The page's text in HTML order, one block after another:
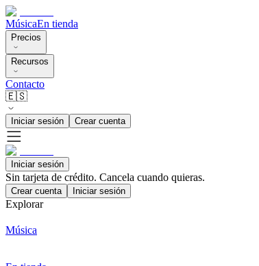
MúsicaEn tienda
Precios
Recursos
Contacto
🇪🇸
Iniciar sesión Crear cuenta
Iniciar sesión
Sin tarjeta de crédito. Cancela cuando quieras.
Crear cuenta Iniciar sesión
Explorar
Música